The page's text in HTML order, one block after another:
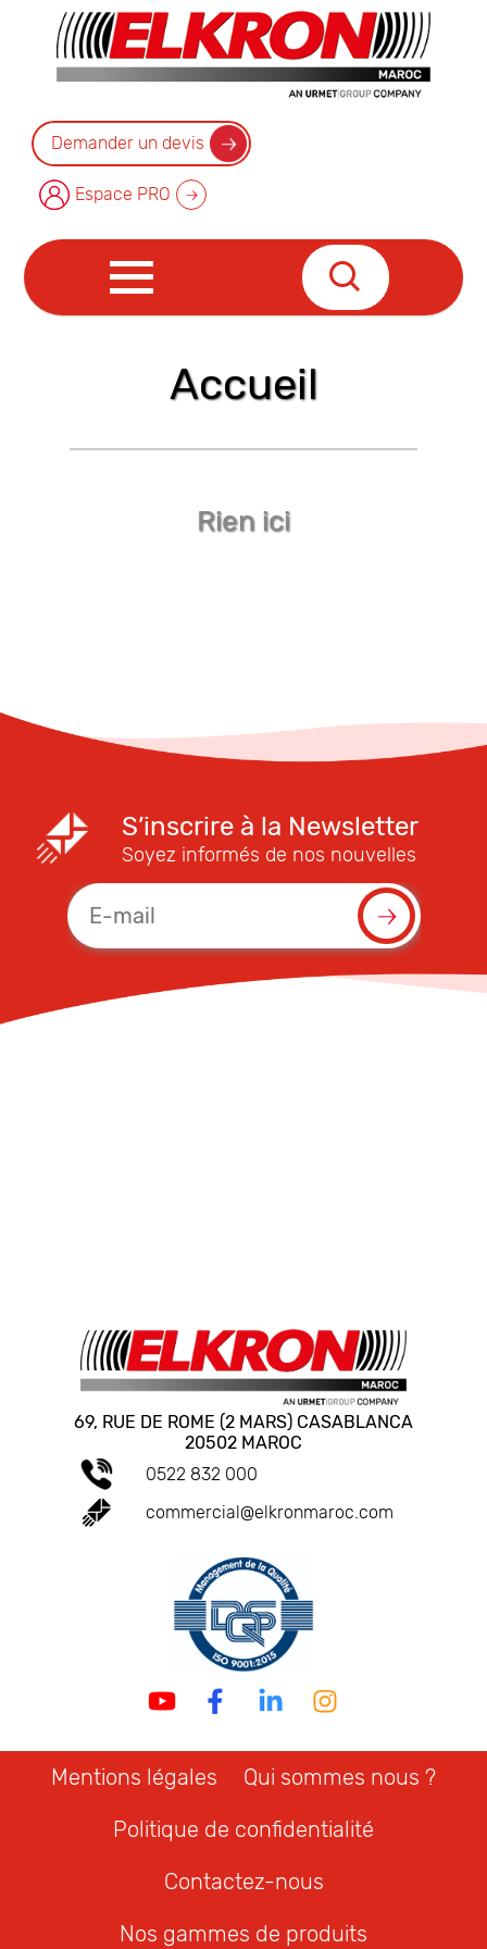
Demander un devis
Espace PRO
Accueil
Rien ici
S’inscrire à la Newsletter
Soyez informés de nos nouvelles
69, RUE DE ROME (2 MARS) CASABLANCA
20502 MAROC
0522 832 000
commercial@elkronmaroc.com
Mentions légales
Qui sommes nous ?
Politique de confidentialité
Contactez-nous
Nos gammes de produits